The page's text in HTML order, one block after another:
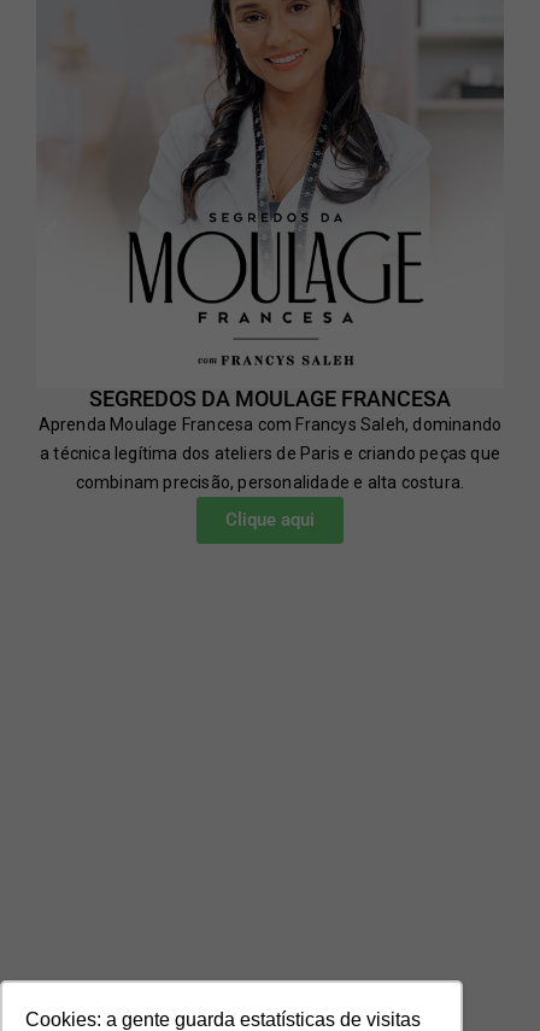
Cookies: a gente guarda estatísticas de visitas
SEGREDOS DA MOULAGE FRANCESA
Aprenda Moulage Francesa com Francys Saleh, dominando
a técnica legítima dos ateliers de Paris e criando peças que
combinam precisão, personalidade e alta costura.
Clique aqui